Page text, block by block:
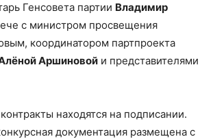
Генсовета партии Владимир
с министром просвещения
координатором партпроекта
Аршиновой и представителями
находятся на подписании.
документация размещена с